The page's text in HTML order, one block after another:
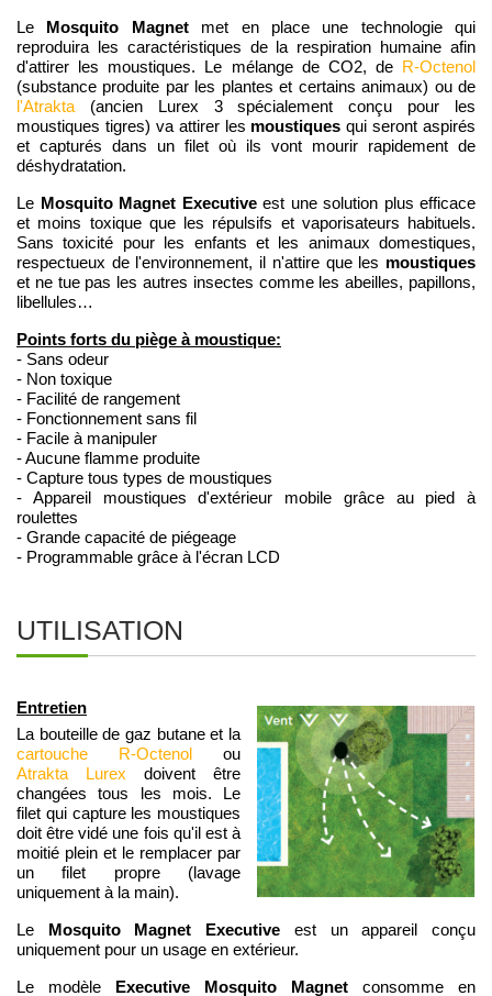
Le Mosquito Magnetmet en place une technologie qui
reproduira les caractéristiques de la respiration humaine afin
d'attirer les moustiques. Le mélange de CO2, de
R-Octenol
(substance produite par les plantes et certains animaux) ou de
l'Atrakta (ancien Lurex 3 spécialement conçu pour les
moustiques tigres) va attirer les moustiques qui seront aspirés
et capturés dans un filet où ils vont mourir rapidement de
déshydratation.
Le Mosquito Magnet Executiveest une solution plus efficace
et moins toxique que les répulsifs et vaporisateurs habituels.
Sans toxicité pour les enfants et les animaux domestiques,
respectueux de l'environnement, il n'attire que les moustiques
et ne tue pas les autres insectes comme les abeilles, papillons,
libellules…
Points forts du piège à moustique:
- Sans odeur
- Non toxique
- Facilité de rangement
- Fonctionnement sans fil
- Facile à manipuler
- Aucune flamme produite
- Capture tous types de moustiques
- Appareil moustiques d'extérieur mobile grâce au pied à
roulettes
- Grande capacité de piégeage
- Programmable grâce à l'écran LCD
UTILISATION
Entretien
La bouteille de gaz butane et la
cartouche R-Octenol
ou
Atrakta Lurex doivent être
changées tous les mois. Le
filet qui capture les moustiques
doit être vidé une fois qu'il est à
moitié plein et le remplacer par
un filet propre (lavage
uniquement à la main).
Le Mosquito Magnet Executive est un appareil conçu
uniquement pour un usage en extérieur.
Le modèle Executive Mosquito Magnet consomme en